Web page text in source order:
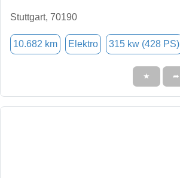
Stuttgart, 70190
10.682 km Elektro 315 kw (428 PS)
★ ➦